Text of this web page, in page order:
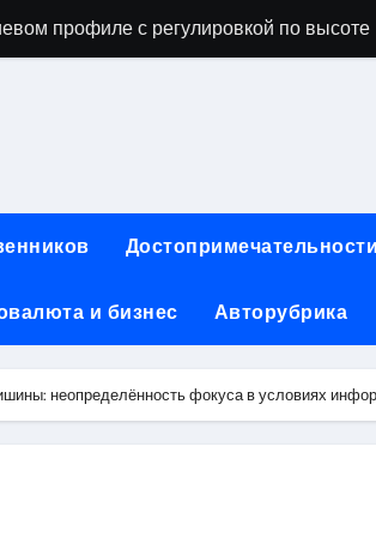
профиле с регулировкой по высоте
базальтовых огнеупорных
без верификации и участия банков
проблемных угольных предприятий
и офисы продаж турагентств в России
Достопримечательности
и бизнес Авторубрика
неопределённость фокуса в условиях